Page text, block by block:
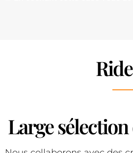
Large